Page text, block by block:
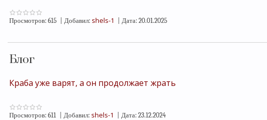
Просмотров: 615 Добавил: shels-1 Дата: 20.01.2025
Блог
Краба уже варят, а он продолжает жрать
Просмотров: 611 Добавил: shels-1 Дата: 23.12.2024